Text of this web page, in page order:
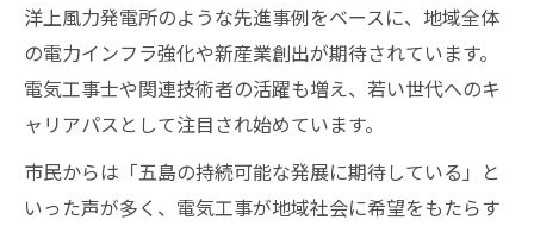
洋上風力発電所のような先進事例をベースに、地域全体
の電力インフラ強化や新産業創出が期待されています。
電気工事士や関連技術者の活躍も増え、若い世代へのキ
ャリアパスとして注目され始めています。
市民からは「五島の持続可能な発展に期待している」と
いった声が多く、電気工事が地域社会に希望をもたらす